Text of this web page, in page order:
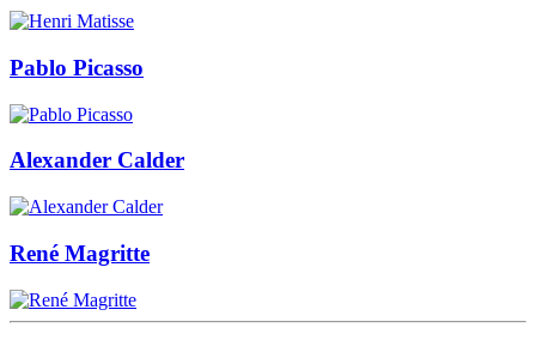
Pablo Picasso
Alexander Calder
René Magritte